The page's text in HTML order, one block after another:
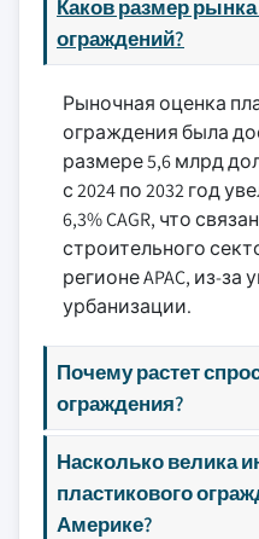
Каков размер
ограждений?
Рыночная оценка
ограждения была
размере 5,6 млрд
с 2024 по 2032 год
6,3% CAGR, что
строительного
регионе APAC, из-за
урбанизации.
Почему растет
ограждения?
Насколько велика
пластикового
Америке?